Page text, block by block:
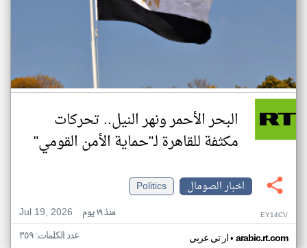
البحر الأحمر ونهر النيل.. تحركات
مكثفة للقاهرة لـ"حماية الأمن القومي"
اخبار الصومال
Politics
Jul 19, 2026
منذ ١٩ يوم EY14CV
ار تي عربي• arabic.rt.com عدد الكلمات: ٣٥٩